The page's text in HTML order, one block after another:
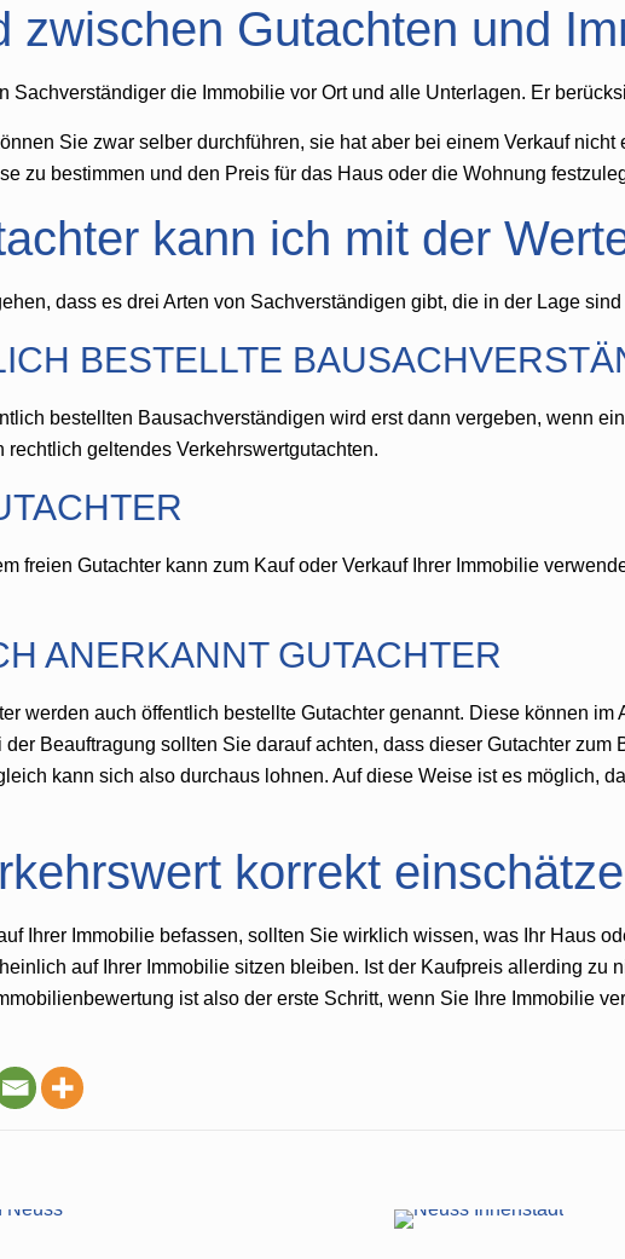
zwischen Gutachten und
Sachverständiger die Immobilie vor Ort und alle Unterlagen. Er
Sie zwar selber durchführen, sie hat aber bei einem Verkauf
zu bestimmen und den Preis für das Haus oder die Wohnung
kann ich mit der
dass es drei Arten von Sachverständigen gibt, die in der Lage
BESTELLTE
bestellten Bausachverständigen wird erst dann vergeben, wenn
rechtlich geltendes Verkehrswertgutachten.
freien Gutachter kann zum Kauf oder Verkauf Ihrer Immobilie
ANERKANNT GUTACHTER
werden auch öffentlich bestellte Gutachter genannt. Diese können
Beauftragung sollten Sie darauf achten, dass dieser Gutachter
kann sich also durchaus lohnen. Auf diese Weise ist es möglich,
korrekt
Ihrer Immobilie befassen, sollten Sie wirklich wissen, was Ihr Haus
auf Ihrer Immobilie sitzen bleiben. Ist der Kaufpreis allerding
ist also der erste Schritt, wenn Sie Ihre Immobilie